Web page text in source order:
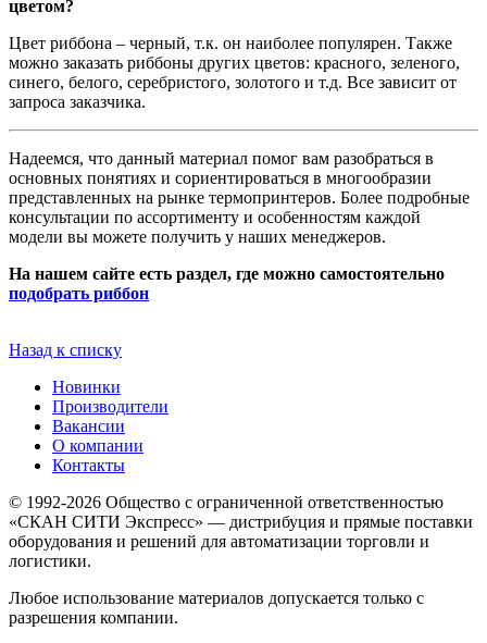
цветом?
Цвет риббона – черный, т.к. он наиболее популярен. Также
можно заказать риббоны других цветов: красного, зеленого,
синего, белого, серебристого, золотого и т.д. Все зависит от
запроса заказчика.
Надеемся, что данный материал помог вам разобраться в
основных понятиях и сориентироваться в многообразии
представленных на рынке термопринтеров. Более подробные
консультации по ассортименту и особенностям каждой
модели вы можете получить у наших менеджеров.
На нашем сайте есть раздел, где можно самостоятельно
подобрать риббон
Назад к списку
Новинки
Производители
Вакансии
О компании
Контакты
© 1992-2026 Общество с ограниченной ответственностью
«СКАН СИТИ Экспресс» — дистрибуция и прямые поставки
оборудования и решений для автоматизации торговли и
логистики.
Любое использование материалов допускается только с
разрешения компании.